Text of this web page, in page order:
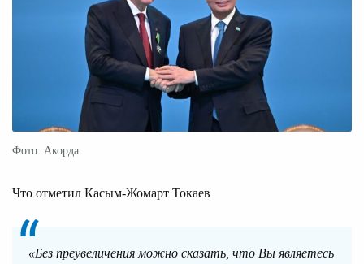
Фото: Акорда
Что отметил Касым-Жомарт Токаев
«Без преувеличения можно сказать, что Вы являетесь